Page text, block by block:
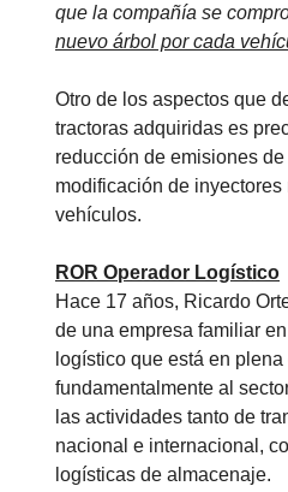
que la compañía se
nuevo árbol por cada
Otro de los aspectos que
tractoras adquiridas es
reducción de emisiones
modificación de inyectores
vehículos.
ROR Operador Logístico
Hace 17 años, Ricardo
de una empresa familiar
logístico que está en
fundamentalmente al
las actividades tanto de
nacional e internacional,
logísticas de almacenaje.